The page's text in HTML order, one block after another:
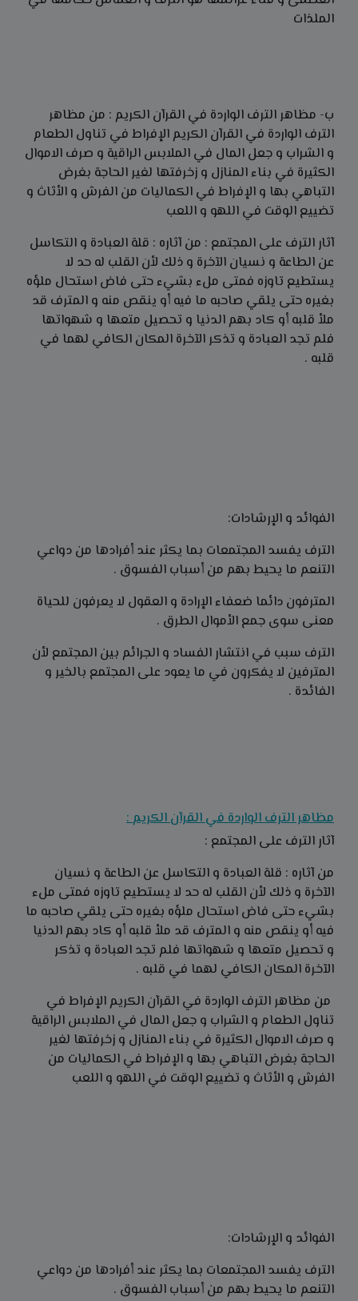
الملذات
ب- مظاهر الترف الواردة في القرآن الكريم : من مظاهر
الترف الواردة في القرآن الكريم الإفراط في تناول الطعام
و الشراب و جعل المال في الملابس الراقية و صرف الاموال
الكثيرة في بناء المنازل و زخرفتها لغير الحاجة بغرض
التباهي بها و الإفراط في الكماليات من الفرش و الأثاث و
تضييع الوقت في اللهو و اللعب
آثار الترف على المجتمع : من آثاره : قلة العبادة و التكاسل
عن الطاعة و نسيان الآخرة و ذلك لأن القلب له حد لا
يستطيع تاوزه فمتى ملء بشيء حتى فاض استحال ملؤه
بغيره حتى يلقي صاحبه ما فيه أو ينقص منه و المترف قد
ملأ قلبه أو كاد بهم الدنيا و تحصيل متعها و شهواتها
فلم تجد العبادة و تذكر الآخرة المكان الكافي لهما في
قلبه .
الفوائد و الإرشادات:
الترف يفسد المجتمعات بما يكثر عند أفرادها من دواعي
التنعم ما يحيط بهم من أسباب الفسوق .
المترفون دائما ضعفاء الإرادة و العقول لا يعرفون للحياة
معنى سوى جمع الأموال الطرق .
الترف سبب في انتشار الفساد و الجرائم بين المجتمع لأن
المترفين لا يفكرون في ما يعود على المجتمع بالخير و
الفائدة .
مظاهر الترف الواردة في القرآن الكريم :
آثار الترف على المجتمع :
من آثاره : قلة العبادة و التكاسل عن الطاعة و نسيان
الآخرة و ذلك لأن القلب له حد لا يستطيع تاوزه فمتى ملء
بشيء حتى فاض استحال ملؤه بغيره حتى يلقي صاحبه ما
فيه أو ينقص منه و المترف قد ملأ قلبه أو كاد بهم الدنيا
و تحصيل متعها و شهواتها فلم تجد العبادة و تذكر
الآخرة المكان الكافي لهما في قلبه .
من مظاهر الترف الواردة في القرآن الكريم الإفراط في
تناول الطعام و الشراب و جعل المال في الملابس الراقية
و صرف الاموال الكثيرة في بناء المنازل و زخرفتها لغير
الحاجة بغرض التباهي بها و الإفراط في الكماليات من
الفرش و الأثاث و تضييع الوقت في اللهو و اللعب
الفوائد و الإرشادات:
الترف يفسد المجتمعات بما يكثر عند أفرادها من دواعي
التنعم ما يحيط بهم من أسباب الفسوق .